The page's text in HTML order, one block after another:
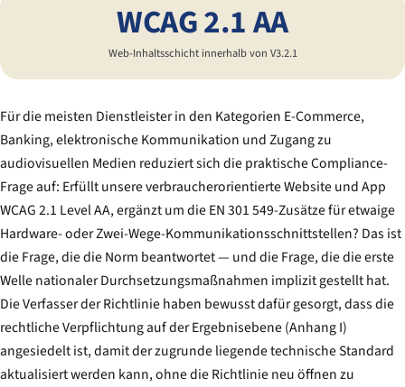
WCAG 2.1 AA
Web-Inhaltsschicht innerhalb von V3.2.1
Für die meisten Dienstleister in den Kategorien E-Commerce,
Banking, elektronische Kommunikation und Zugang zu
audiovisuellen Medien reduziert sich die praktische Compliance-
Frage auf: Erfüllt unsere verbraucherorientierte Website und App
WCAG 2.1 Level AA, ergänzt um die EN 301 549-Zusätze für etwaige
Hardware- oder Zwei-Wege-Kommunikationsschnittstellen? Das ist
die Frage, die die Norm beantwortet — und die Frage, die die erste
Welle nationaler Durchsetzungsmaßnahmen implizit gestellt hat.
Die Verfasser der Richtlinie haben bewusst dafür gesorgt, dass die
rechtliche Verpflichtung auf der Ergebnisebene (Anhang I)
angesiedelt ist, damit der zugrunde liegende technische Standard
aktualisiert werden kann, ohne die Richtlinie neu öffnen zu